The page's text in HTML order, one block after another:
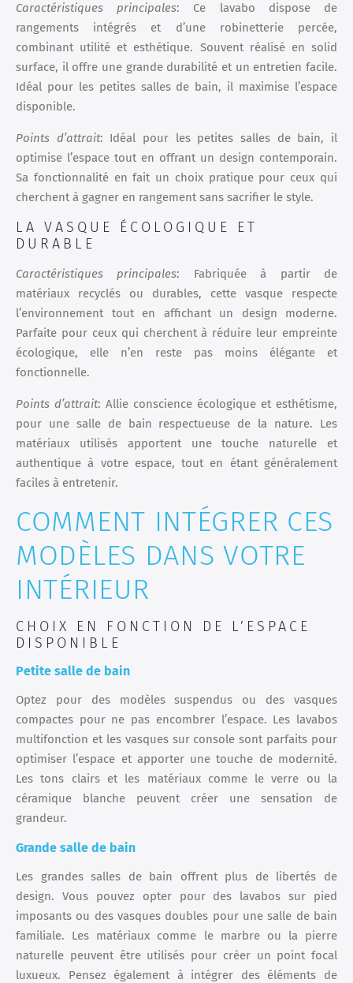
Caractéristiques principales: Ce lavabo dispose de
rangements intégrés et d’une robinetterie percée,
combinant utilité et esthétique. Souvent réalisé en solid
surface, il offre une grande durabilité et un entretien facile.
Idéal pour les petites salles de bain, il maximise l’espace
disponible.
Points d’attrait: Idéal pour les petites salles de bain, il
optimise l’espace tout en offrant un design contemporain.
Sa fonctionnalité en fait un choix pratique pour ceux qui
cherchent à gagner en rangement sans sacrifier le style.
LA VASQUE ÉCOLOGIQUE ET
DURABLE
Caractéristiques principales: Fabriquée à partir de
matériaux recyclés ou durables, cette vasque respecte
l’environnement tout en affichant un design moderne.
Parfaite pour ceux qui cherchent à réduire leur empreinte
écologique, elle n’en reste pas moins élégante et
fonctionnelle.
Points d’attrait: Allie conscience écologique et esthétisme,
pour une salle de bain respectueuse de la nature. Les
matériaux utilisés apportent une touche naturelle et
authentique à votre espace, tout en étant généralement
faciles à entretenir.
COMMENT INTÉGRER CES
MODÈLES DANS VOTRE
INTÉRIEUR
CHOIX EN FONCTION DE L’ESPACE
DISPONIBLE
Petite salle de bain
Optez pour des modèles suspendus ou des vasques
compactes pour ne pas encombrer l’espace. Les lavabos
multifonction et les vasques sur console sont parfaits pour
optimiser l’espace et apporter une touche de modernité.
Les tons clairs et les matériaux comme le verre ou la
céramique blanche peuvent créer une sensation de
grandeur.
Grande salle de bain
Les grandes salles de bain offrent plus de libertés de
design. Vous pouvez opter pour des lavabos sur pied
imposants ou des vasques doubles pour une salle de bain
familiale. Les matériaux comme le marbre ou la pierre
naturelle peuvent être utilisés pour créer un point focal
luxueux. Pensez également à intégrer des éléments de